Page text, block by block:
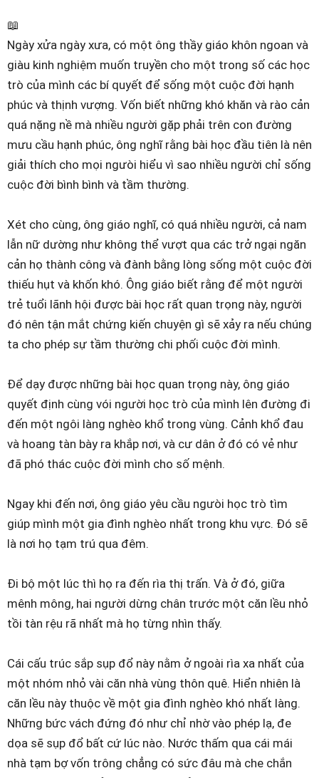
📖
Ngày xửa ngày xưa, có một ông thầy giáo khôn ngoan và
giàu kinh nghiệm muốn truyền cho một trong số các học
trò của mình các bí quyết để sống một cuộc đời hạnh
phúc và thịnh vượng. Vốn biết những khó khăn và rào cản
quá nặng nề mà nhiều người gặp phải trên con đường
mưu cầu hạnh phúc, ông nghĩ rằng bài học đầu tiên là nên
giải thích cho mọi ngưòi hiểu vì sao nhiều người chỉ sống
cuộc đời bình bình và tầm thường.
Xét cho cùng, ông giáo nghĩ, có quá nhiều người, cả nam
lẫn nữ dường như không thể vượt qua các trở ngại ngăn
cản họ thành công và đành bằng lòng sống một cuộc đời
thiếu hụt và khốn khó. Ông giáo biết rằng để một người
trẻ tuổi lãnh hội được bài học rất quan trọng này, người
đó nên tận mắt chứng kiến chuyện gì sẽ xảy ra nếu chúng
ta cho phép sự tầm thường chi phối cuộc đời mình.
Để dạy được những bài học quan trọng này, ông giáo
quyết định cùng vói người học trò của mình lên đường đi
đến một ngôi làng nghèo khổ trong vùng. Cảnh khổ đau
và hoang tàn bày ra khắp nơi, và cư dân ở đó có vẻ như
đã phó thác cuộc đời mình cho số mệnh.
Ngay khi đến nơi, ông giáo yêu cầu ngưòi học trò tìm
giúp mình một gia đình nghèo nhất trong khu vực. Đó sẽ
là nơi họ tạm trú qua đêm.
Đi bộ một lúc thì họ ra đến rìa thị trấn. Và ở đó, giữa
mênh mông, hai người dừng chân trước một căn lều nhỏ
tồi tàn rệu rã nhất mà họ từng nhìn thấy.
Cái cấu trúc sắp sụp đổ này nằm ở ngoài rìa xa nhất của
một nhóm nhỏ vài căn nhà vùng thôn quê. Hiển nhiên là
căn lều này thuộc về một gia đình nghèo khó nhất làng.
Những bức vách đứng đó như chỉ nhờ vào phép lạ, đe
dọa sẽ sụp đổ bất cứ lúc nào. Nước thấm qua cái mái
nhà tạm bợ vốn trông chẳng có sức đâu mà che chắn